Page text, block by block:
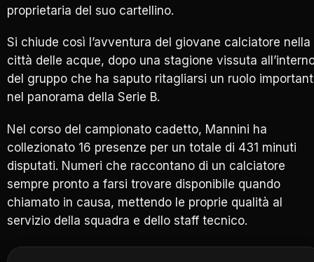
proprietaria del suo cartellino.
Si chiude così l’avventura del giovane calciatore nella
città delle acque, dopo una stagione vissuta
del gruppo che ha saputo ritagliarsi un ruolo
nel panorama della Serie B.
Nel corso del campionato cadetto, Mannini ha
collezionato 16 presenze per un totale di 431 minuti
disputati. Numeri che raccontano di un calciatore
sempre pronto a farsi trovare disponibile quando
chiamato in causa, mettendo le proprie qualità al
servizio della squadra e dello staff tecnico.